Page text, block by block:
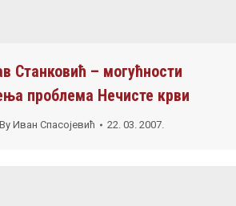
Станковић – могућности
проблема Нечисте крви
By Иван Спасојевић 22. 03. 2007.